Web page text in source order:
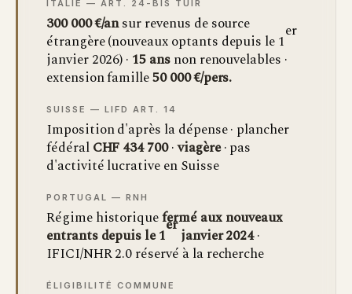
ITALIE — ART. 24-BIS TUIR
300 000 €/ansur revenus de source
étrangère (nouveaux optants depuis le 1
er
janvier 2026) · 15 ansnon renouvelables ·
extension famille50 000 €/pers.
SUISSE — LIFD ART. 14
Imposition d'après la dépense · plancher
fédéralCHF 434 700·viagère· pas
d'activité lucrative en Suisse
PORTUGAL — RNH
Régime historiquefermé aux nouveaux
entrants depuis le 1
er
janvier 2024·
IFICI/NHR 2.0 réservé à la recherche
ÉLIGIBILITÉ COMMUNE